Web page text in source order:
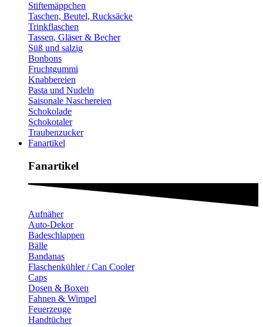
Stiftemäppchen
Taschen, Beutel, Rucksäcke
Trinkflaschen
Tassen, Gläser & Becher
Süß und salzig
Bonbons
Fruchtgummi
Knabbereien
Pasta und Nudeln
Saisonale Naschereien
Schokolade
Schokotaler
Traubenzucker
Fanartikel
Fanartikel​
Aufnäher
Auto-Dekor
Badeschlappen
Bälle
Bandanas
Flaschenkühler / Can Cooler
Caps
Dosen & Boxen
Fahnen & Wimpel
Feuerzeuge
Handtücher